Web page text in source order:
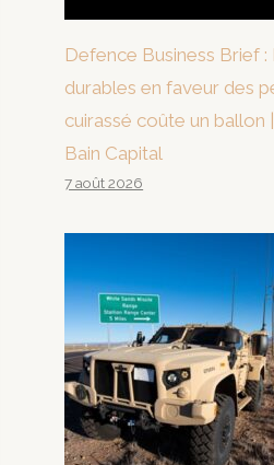
Defence Business Brief
durables en faveur des
cuirassé coûte un ballon
Bain Capital
7 août 2026